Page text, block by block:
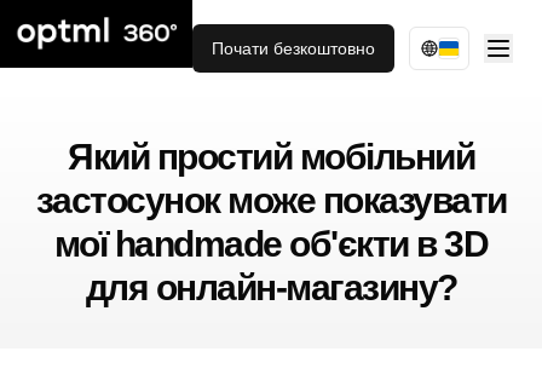
Почати безкоштовно
Який простий мобільний
застосунок може показувати
мої handmade об'єкти в 3D
для онлайн-магазину?